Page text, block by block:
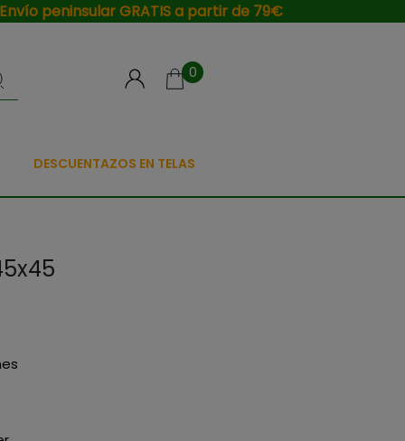
Envío peninsular GRATIS a partir de 79€
0
DESCUENTAZOS EN TELAS